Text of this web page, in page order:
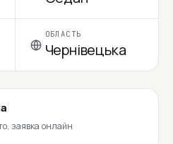
ОБЛАСТЬ
Чернівецька
заявка онлайн